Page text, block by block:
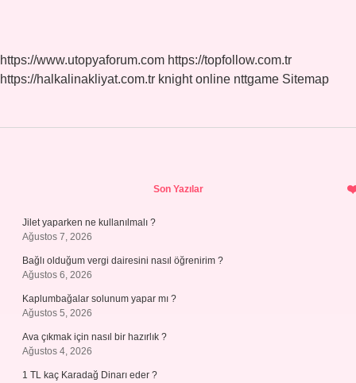
https://www.utopyaforum.com https://topfollow.com.tr
https://halkalinakliyat.com.tr knight online nttgame Sitemap
Son Yazılar
Jilet yaparken ne kullanılmalı ?
Ağustos 7, 2026
Bağlı olduğum vergi dairesini nasıl öğrenirim ?
Ağustos 6, 2026
Kaplumbağalar solunum yapar mı ?
Ağustos 5, 2026
Ava çıkmak için nasıl bir hazırlık ?
Ağustos 4, 2026
1 TL kaç Karadağ Dinarı eder ?